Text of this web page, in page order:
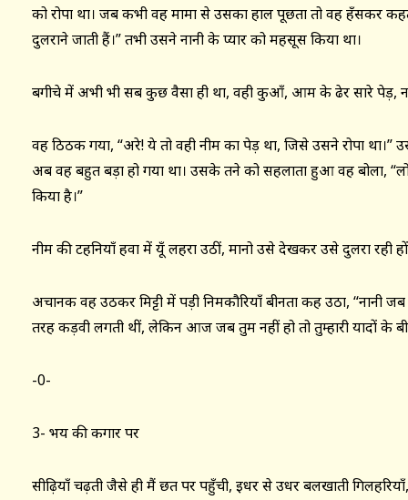
को रोपा था। जब कभी वह मामा से उसका हाल पूछता तो वह हँसकर
दुलराने जाती हैं।” तभी उसने नानी के प्यार को महसूस किया था।
बगीचे में अभी भी सब कुछ वैसा ही था, वही कुआँ, आम के ढेर सारे पेड़,
वह ठिठक गया, “अरे! ये तो वही नीम का पेड़ था, जिसे उसने रोपा
अब वह बहुत बड़ा हो गया था। उसके तने को सहलाता हुआ वह बोला,
किया है।”
नीम की टहनियाँ हवा में यूँ लहरा उठीं, मानो उसे देखकर उसे दुलरा रही
अचानक वह उठकर मिट्टी में पड़ी निमकौरियाँ बीनता कह उठा, “नानी
तरह कड़वी लगती थीं, लेकिन आज जब तुम नहीं हो तो तुम्हारी यादों के
-0-
3- भय की कगार पर
सीढ़ियाँ चढ़ती जैसे ही मैं छत पर पहुँची, इधर से उधर बलखाती